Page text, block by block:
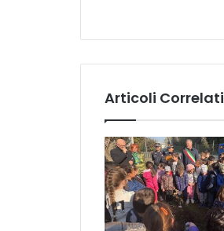
Articoli Correlati